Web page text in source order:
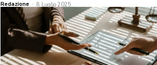
Redazione - 8 Luglio 2025